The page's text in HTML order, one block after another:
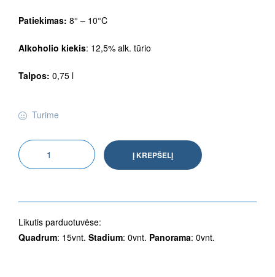
Patiekimas: 8° – 10°C
Alkoholio kiekis: 12,5% alk. tūrio
Talpos: 0,75 l
Turime
Į KREPŠELĮ
Likutis parduotuvėse:
Quadrum: 15vnt. Stadium: 0vnt. Panorama: 0vnt.